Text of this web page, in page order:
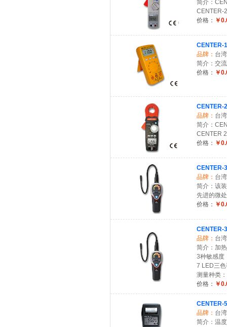
简介：
CENTER-
价格： ￥
CENTER-
品牌： 台
简介：交
价格： ￥
CENTER-
品牌： 台
简介：
CENTER
价格： ￥
CENTER-
品牌： 台
简介：该
先进的微
价格： ￥
CENTER-
品牌： 台
简介：加
3种敏感度
7 LED三
测量种类
价格： ￥
CENTER-
品牌： 台
简介：温